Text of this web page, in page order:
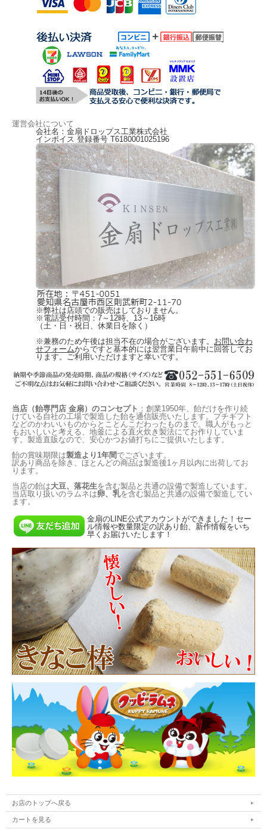
運営会社について
会社名：金扇ドロップス工業株式会社
インボイス 登録番号 T6180001025196
※弊社は店頭での販売はしておりません。
※電話受付時間：7～12時、13～16時
（土・日・祝日、休業日を除く）
※兼務のため午後は担当不在の場合がございます。 お問い合わ
せフォームからですと基本的には翌営業日午前中に回答してお
ります。ご利用いただけますと幸いです。
当店（飴専門店 金扇）のコンセプト ：創業1950年、飴だけを作り続
けている自社の工場で製造した飴を通信販売いたします。プチギフト
などのかわいいものからとことんこだわったものまで。職人がもっと
もおいしいと考える、地釜による直火炊き製法にてお作りしていま
す。製造直販なので、安心かつお値打ちにご提供いたします。
飴の賞味期限は製造より1年間 でございます。
訳あり商品を除き、ほとんどの商品は製造後1ヶ月以内に出荷してお
ります。
当店の飴は大豆、落花生を含む製品と共通の設備で製造しています。
当店取り扱いのラムネは卵、乳を含む製品と共通の設備で製造してい
ます。
金扇のLINE公式アカウントができました！セー
ル情報や数量限定の訳あり飴、新作情報をいち
早くお届けいたします！
お店のトップへ戻る
カートを見る